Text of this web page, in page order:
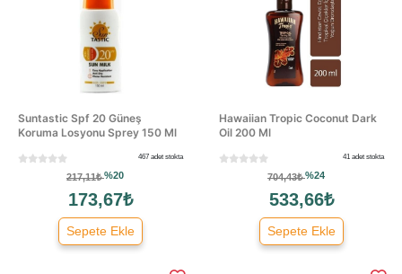
Suntastic Spf 20 Güneş
Koruma Losyonu Sprey 150 Ml
467 adet stokta
217,11₺%20
173,67₺
Sepete Ekle
Hawaiian Tropic Coconut Dark
Oil 200 Ml
41 adet stokta
704,43₺%24
533,66₺
Sepete Ekle